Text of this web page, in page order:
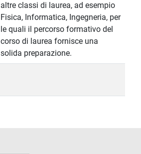
altre classi di laurea, ad esempio
Fisica, Informatica, Ingegneria, per
le quali il percorso formativo del
corso di laurea fornisce una
solida preparazione.